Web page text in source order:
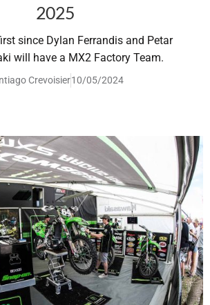
2025
since Dylan Ferrandis and Petar
will have a MX2 Factory Team.
Crevoisier10/05/2024